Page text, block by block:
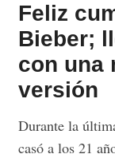
Feliz
Bieber;
con una
versión
Durante la
casó a los 21